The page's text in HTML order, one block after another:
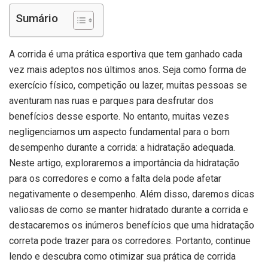
Sumário
A corrida é uma prática esportiva que tem ganhado cada
vez mais adeptos nos últimos anos. Seja como forma de
exercício físico, competição ou lazer, muitas pessoas se
aventuram nas ruas e parques para desfrutar dos
benefícios desse esporte. No entanto, muitas vezes
negligenciamos um aspecto fundamental para o bom
desempenho durante a corrida: a hidratação adequada.
Neste artigo, exploraremos a importância da hidratação
para os corredores e como a falta dela pode afetar
negativamente o desempenho. Além disso, daremos dicas
valiosas de como se manter hidratado durante a corrida e
destacaremos os inúmeros benefícios que uma hidratação
correta pode trazer para os corredores. Portanto, continue
lendo e descubra como otimizar sua prática de corrida